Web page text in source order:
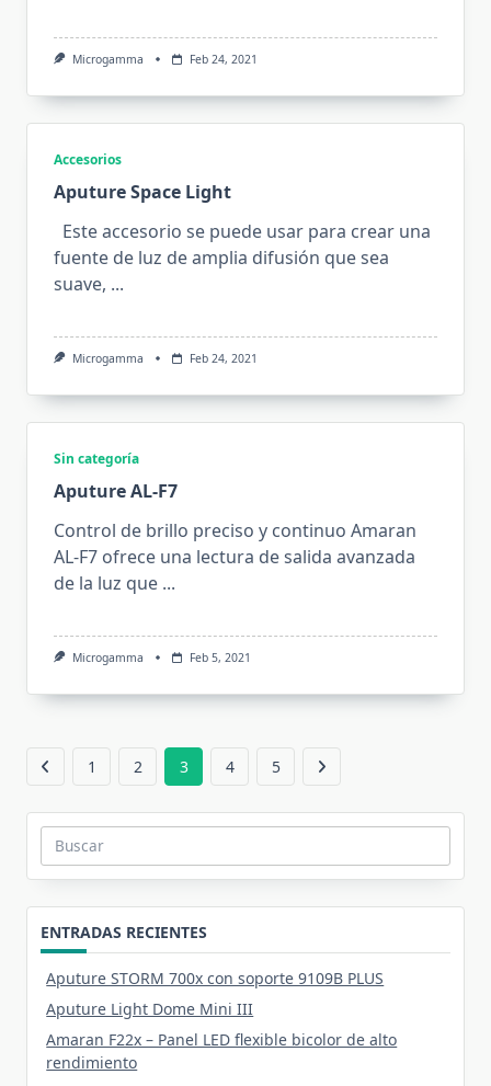
Microgamma Feb 24, 2021
Accesorios
Aputure Space Light
Este accesorio se puede usar para crear una
fuente de luz de amplia difusión que sea
suave, ...
Microgamma Feb 24, 2021
Sin categoría
Aputure AL-F7
Control de brillo preciso y continuo Amaran
AL-F7 ofrece una lectura de salida avanzada
de la luz que ...
Microgamma Feb 5, 2021
1 2 3 4 5
Buscar:
ENTRADAS RECIENTES
Aputure STORM 700x con soporte 9109B PLUS
Aputure Light Dome Mini III
Amaran F22x – Panel LED flexible bicolor de alto
rendimiento